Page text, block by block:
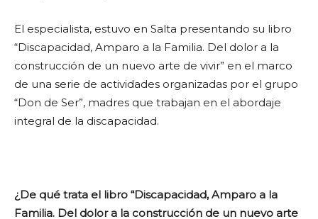
El especialista, estuvo en Salta presentando su libro
“Discapacidad, Amparo a la Familia. Del dolor a la
construcción de un nuevo arte de vivir” en el marco
de una serie de actividades organizadas por el grupo
“Don de Ser”, madres que trabajan en el abordaje
integral de la discapacidad.
¿De qué trata el libro “Discapacidad, Amparo a la
Familia. Del dolor a la construcción de un nuevo arte